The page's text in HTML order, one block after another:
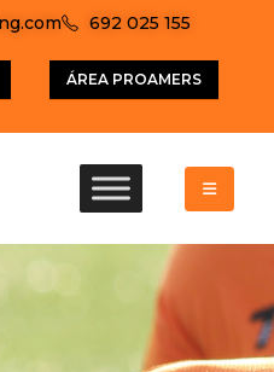
692 025 155
ÁREA PROAMERS